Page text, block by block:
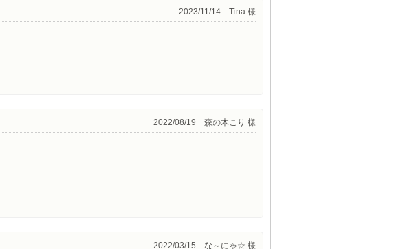
2023/11/14 Tina 様
2022/08/19 森の木こり 様
2022/03/15 な～にゃ☆ 様